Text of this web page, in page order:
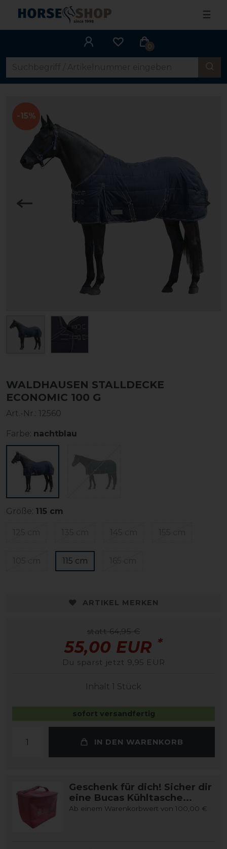
☰
0
-15%
WALDHAUSEN STALLDECKE
ECONOMIC 100 G
Art.-Nr.: 12560
Farbe: nachtblau
Größe: 115 cm
115 cm
ARTIKEL MERKEN
statt 64,95 €
55,00 EUR *
Du sparst jetzt 9,95 EUR
Inhalt 1 Stück
sofort versandfertig
IN DEN WARENKORB
Geschenk für dich! Sicher dir
eine Bucas Kühltasche...
Ab einem Warenkorbwert von 100,00 €